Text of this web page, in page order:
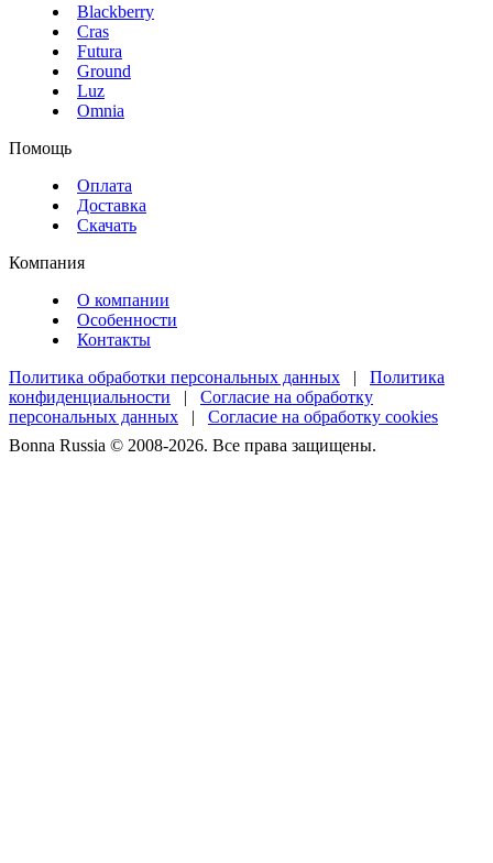
Blackberry
Cras
Futura
Ground
Luz
Omnia
Помощь
Оплата
Доставка
Скачать
Компания
О компании
Особенности
Контакты
Политика обработки персональных данных | Политика
конфиденциальности | Согласие на обработку
персональных данных | Согласие на обработку cookies
Bonna Russia © 2008-2026. Все права защищены.